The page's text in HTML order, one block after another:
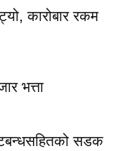
कारोबार रकम
भत्ता
सडक